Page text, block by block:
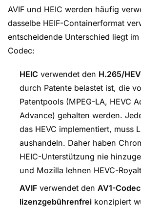
AVIF und HEIC werden häufig
dasselbe HEIF-Containerformat
entscheidende Unterschied liegt
Codec:
HEIC verwendet den H.265/
durch Patente belastet ist, die
Patentpools (MPEG-LA, HEVC
Advance) gehalten werden.
das HEVC implementiert, muss
aushandeln. Daher haben
HEIC-Unterstützung nie
und Mozilla lehnen HEVC-
AVIF verwendet den AV1-Codec
lizenzgebührenfrei konzipiert